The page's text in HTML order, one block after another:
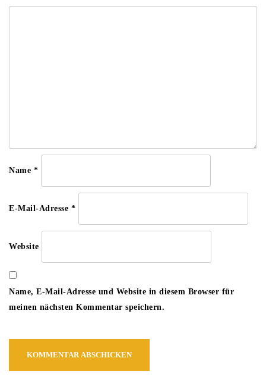
Name *
E-Mail-Adresse *
Website
Name, E-Mail-Adresse und Website in diesem Browser für
meinen nächsten Kommentar speichern.